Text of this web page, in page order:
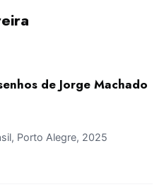
de Jorge Machado
Porto Alegre, 2025